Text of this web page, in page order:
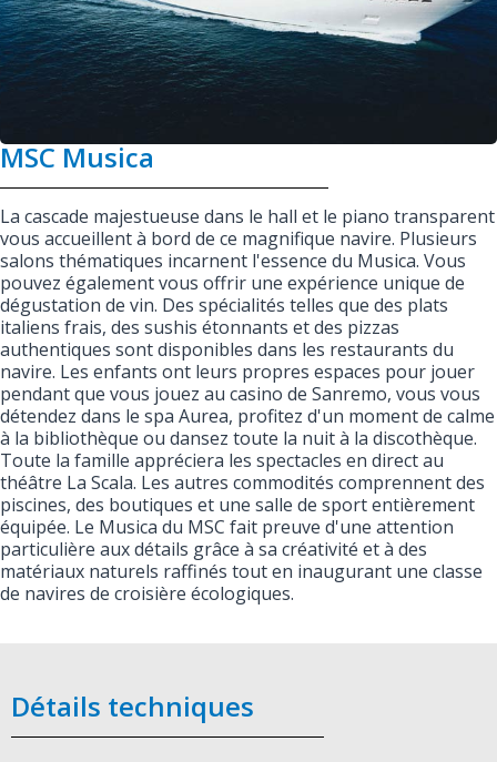
MSC Musica
La cascade majestueuse dans le hall et le piano transparent
vous accueillent à bord de ce magnifique navire. Plusieurs
salons thématiques incarnent l'essence du Musica. Vous
pouvez également vous offrir une expérience unique de
dégustation de vin. Des spécialités telles que des plats
italiens frais, des sushis étonnants et des pizzas
authentiques sont disponibles dans les restaurants du
navire. Les enfants ont leurs propres espaces pour jouer
pendant que vous jouez au casino de Sanremo, vous vous
détendez dans le spa Aurea, profitez d'un moment de calme
à la bibliothèque ou dansez toute la nuit à la discothèque.
Toute la famille appréciera les spectacles en direct au
théâtre La Scala. Les autres commodités comprennent des
piscines, des boutiques et une salle de sport entièrement
équipée. Le Musica du MSC fait preuve d'une attention
particulière aux détails grâce à sa créativité et à des
matériaux naturels raffinés tout en inaugurant une classe
de navires de croisière écologiques.
Détails techniques